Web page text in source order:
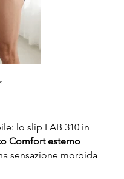
lo slip LAB 310 in
Comfort esterno
sensazione morbida